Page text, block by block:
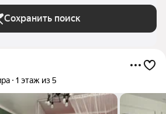
Сохранить поиск
1 этаж из 5